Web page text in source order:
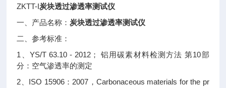
ZKTT-I炭块透过渗透率测试仪
一、产品名称：炭块透过渗透率测试仪
二、参考标准：
1、YS/T 63.10 - 2012； 铝用碳素材料检测方法 第10部
分：空气渗透率的测定
2、ISO 15906：2007，Carbonaceous materials for the pr